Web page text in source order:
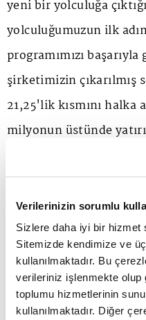
Verilerinizin sorumlu
Sizlere daha iyi bir hizmet
Sitemizde kendimize ve
kullanılmaktadır. Bu
verileriniz işlenmekte olup
toplumu hizmetlerinin
kullanılmaktadır. Diğer
yeni bir yolculuğa
yolculuğumuzun ilk
programımızı
şirketimizin çıkarılmış
21,25'lik kısmını halka
milyonun üstünde
sonunda
toplamda 2 milyar 735
gerçekleşti. Seramik
Temmuz günü ise,
İstanbul'da işlem
olarak, şimdi
dünden çok daha